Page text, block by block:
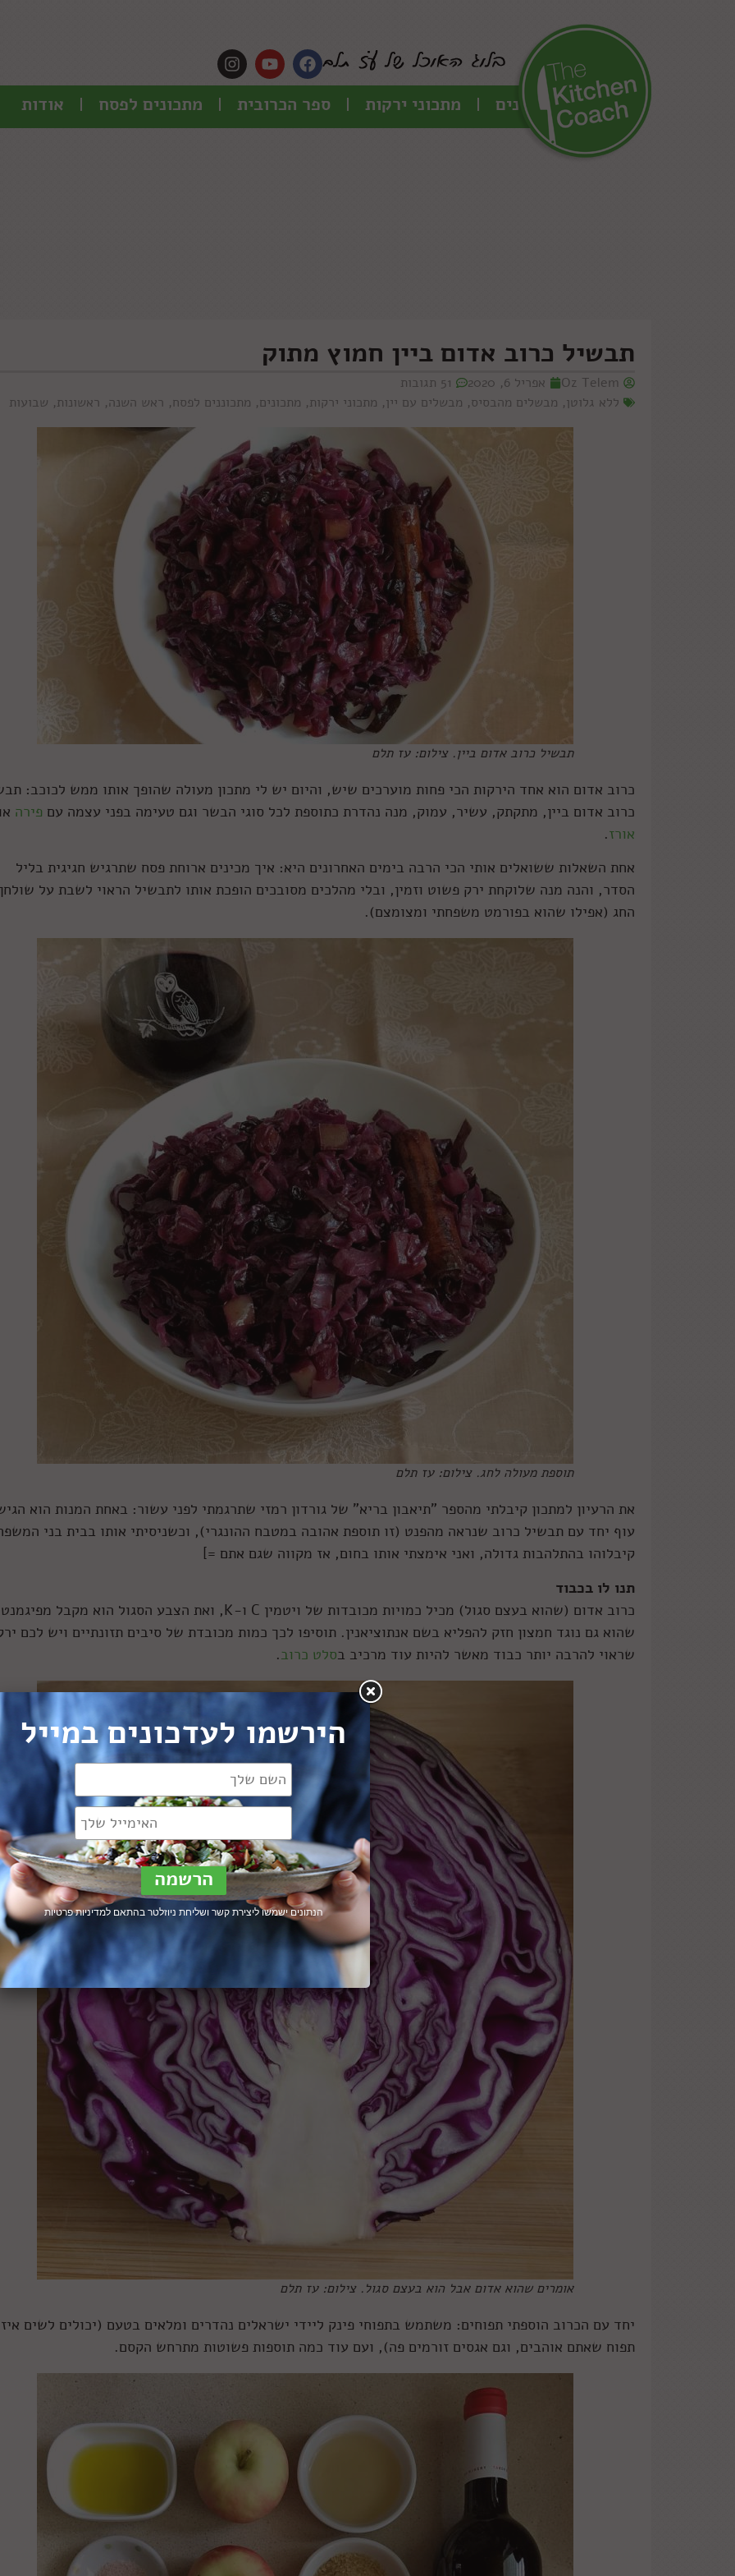
כל המתכונים מתכוני ירקות ספר הכרובית מתכונים לפסח אודות
תבשיל כרוב אדום ביין חמוץ מתוק
Oz Telem אפריל 6, 2020
51 תגובות
ללא גלוטן, מבשלים מהבסיס, מבשלים עם יין, מתכוני ירקות, מתכונים, מתכוננים לפסח, ראש השנה, ראשונות, שבועות
תבשיל כרוב אדום ביין. צילום: עז תלם
כרוב אדום הוא אחד הירקות הכי פחות מוערכים שיש, והיום יש לי מתכון מעולה שהופך אותו ממש לכוכב:
כרוב אדום ביין, מתקתק, עשיר, עמוק, מנה נהדרת כתוספת לכל סוגי הבשר וגם טעימה בפני עצמה עם פירה
אורז.
אחת השאלות ששואלים אותי הכי הרבה בימים האחרונים היא: איך מכינים ארוחת פסח שתרגיש חגיגית בליל
הסדר, והנה מנה שלוקחת ירק פשוט וזמין, ובלי מהלכים מסובכים הופכת אותו לתבשיל הראוי לשבת על
החג (אפילו שהוא בפורמט משפחתי ומצומצם).
תוספת מעולה לחג. צילום: עז תלם
את הרעיון למתכון קיבלתי מהספר "תיאבון בריא" של גורדון רמזי שתרגמתי לפני עשור: באחת המנות הוא
עוף יחד עם תבשיל כרוב שנראה מהפנט (זו תוספת אהובה במטבח ההונגרי), וכשניסיתי אותו בבית בני
קיבלוהו בהתלהבות גדולה, ואני אימצתי אותו בחום, אז מקווה שגם אתם =]
תנו לו בכבוד
כרוב אדום (שהוא בעצם סגול) מכיל כמויות מכובדות של ויטמין C ו-K, ואת הצבע הסגול הוא מקבל מפיגמנט
שהוא גם נוגד חמצון חזק להפליא בשם אנתוציאנין. תוסיפו לכך כמות מכובדת של סיבים תזונתיים ויש לכם
שראוי להרבה יותר כבוד מאשר להיות עוד מרכיב בסלט כרוב.
אומרים שהוא אדום אבל הוא בעצם סגול. צילום: עז תלם
יחד עם הכרוב הוספתי תפוחים: משתמש בתפוחי פינק ליידי ישראלים נהדרים ומלאים בטעם (יכולים לשים
תפוח שאתם אוהבים, וגם אגסים זורמים פה), ועם עוד כמה תוספות פשוטות מתרחש הקסם.
הירשמו לעדכונים במייל
הנתונים ישמשו ליצירת קשר ושליחת ניוזלטר בהתאם למדיניות פרטיות